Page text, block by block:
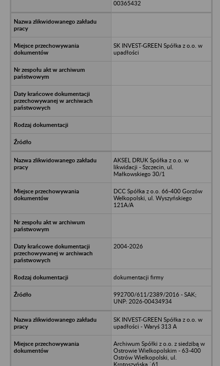
00365432
SK INVEST-GREEN Spółka z o.o. w
upadłości
AKSEL DRUK Spółka z o.o. w
likwidacji - Szczecin, ul.
Małkowskiego 30/1
DCC Spółka z o.o. 66-400 Gorzów
Welkopolski, ul. Wyszyńskiego
121A/A
2004-2026
dokumentacji firmy
992700/611/2389/2016 - SAK;
UNP: 2026-00434934
SK INVEST-GREEN Spółka z o.o. w
upadłości - Waryś 313 A
Archiwum Spółki z o.o. z siedzibą w
Ostrowie Wielkopolskim - 63-400
Ostrów Wielkopolski, ul.
Krotoszyńska `61